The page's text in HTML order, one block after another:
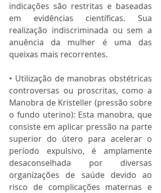
indicações são restritas e baseadas
em evidências científicas. Sua
realização indiscriminada ou sem a
anuência da mulher é uma das
queixas mais recorrentes.
• Utilização de manobras obstétricas
controversas ou proscritas, como a
Manobra de Kristeller (pressão sobre
o fundo uterino): Esta manobra, que
consiste em aplicar pressão na parte
superior do útero para acelerar o
período expulsivo, é amplamente
desaconselhada por diversas
organizações de saúde devido ao
risco de complicações maternas e